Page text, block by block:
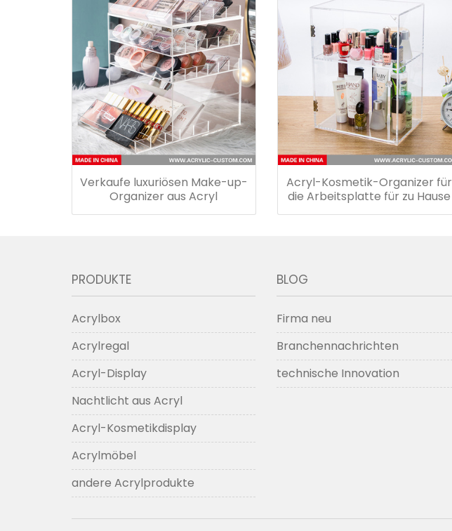
Verkaufe luxuriösen Make-up-
Organizer aus Acryl
Acryl-Kosmetik-Organizer für
die Arbeitsplatte für zu Hause
PRODUKTE
Acrylbox
Acrylregal
Acryl-Display
Nachtlicht aus Acryl
Acryl-Kosmetikdisplay
Acrylmöbel
andere Acrylprodukte
BLOG
Firma neu
Branchennachrichten
technische Innovation